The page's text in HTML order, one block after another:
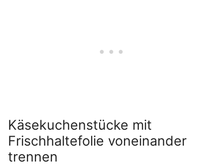
Käsekuchenstücke mit
Frischhaltefolie voneinander
trennen